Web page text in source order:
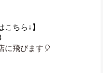
こちら↓】
に飛びます🎈